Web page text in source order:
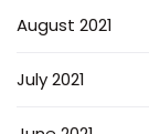
August 2021
July 2021